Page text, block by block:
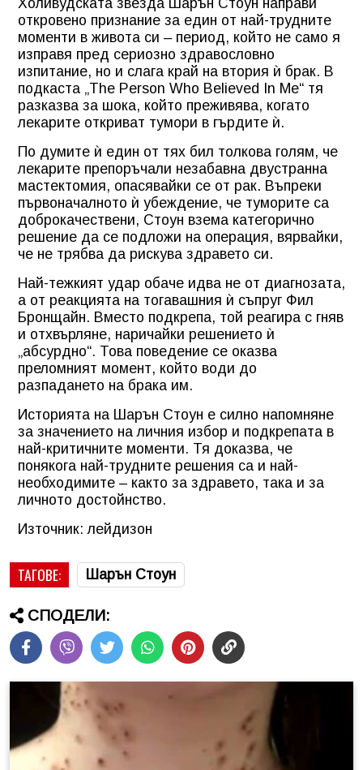
откровено признание за един от най-трудните
моменти в живота си – период, който не само я
изправя пред сериозно здравословно
изпитание, но и слага край на втория ѝ брак. В
подкаста „The Person Who Believed In Me“ тя
разказва за шока, който преживява, когато
лекарите откриват тумори в гърдите ѝ.
По думите ѝ един от тях бил толкова голям, че
лекарите препоръчали незабавна двустранна
мастектомия, опасявайки се от рак. Въпреки
първоначалното ѝ убеждение, че туморите са
доброкачествени, Стоун взема категорично
решение да се подложи на операция, вярвайки,
че не трябва да рискува здравето си.
Най-тежкият удар обаче идва не от диагнозата,
а от реакцията на тогавашния ѝ съпруг Фил
Бронщайн. Вместо подкрепа, той реагира с гняв
и отхвърляне, наричайки решението ѝ
„абсурдно“. Това поведение се оказва
преломният момент, който води до
разпадането на брака им.
Историята на Шарън Стоун е силно напомняне
за значението на личния избор и подкрепата в
най-критичните моменти. Тя доказва, че
понякога най-трудните решения са и най-
необходимите – както за здравето, така и за
личното достойнство.
Източник: лейдизон
ТАГОВЕ: Шарън Стоун
СПОДЕЛИ: